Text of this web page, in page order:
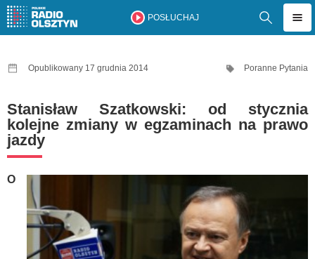
POSŁUCHAJ
Opublikowany 17 grudnia 2014 Poranne Pytania
Stanisław Szatkowski: od stycznia
kolejne zmiany w egzaminach na prawo
jazdy
O